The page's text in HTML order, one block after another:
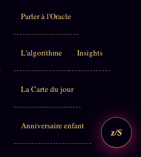
z/S
Parler à l'Oracle
L'algorithme Insights
La Carte du jour
Anniversaire enfant